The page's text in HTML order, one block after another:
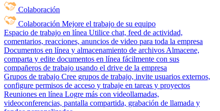
Colaboración
Colaboración Mejore el trabajo de su equipo
Espacio de trabajo en línea Utilice chat, feed de actividad,
comentarios, reacciones, anuncios de video para toda la empresa
Documentos en línea y almacenamiento de archivos Almacene,
comparta y edite documentos en línea fácilmente con sus
compañeros de trabajo usando el drive de la empresa
Grupos de trabajo Cree grupos de trabajo, invite usuarios externos,
configure permisos de acceso y trabaje en tareas y proyectos
Reuniones en línea Logre más con videollamadas,
videoconferencias, pantalla compartida, grabación de llamada y